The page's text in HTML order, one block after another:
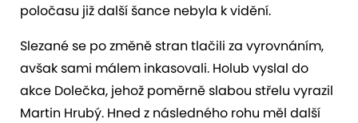
poločasu již další šance nebyla k vidění.
Slezané se po změně stran tlačili za vyrovnáním,
avšak sami málem inkasovali. Holub vyslal do
akce Dolečka, jehož poměrně slabou střelu vyrazil
Martin Hrubý. Hned z následného rohu měl další